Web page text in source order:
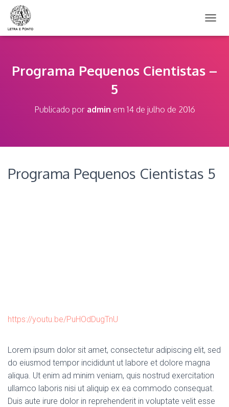
L
N
Ã
O
Programa Pequenos Cientistas –
5
Publicado por admin em 14 de julho de 2016
Programa Pequenos Cientistas 5
https://youtu.be/PuHOdDugTnU
Lorem ipsum dolor sit amet, consectetur adipiscing elit, sed
do eiusmod tempor incididunt ut labore et dolore magna
aliqua. Ut enim ad minim veniam, quis nostrud exercitation
ullamco laboris nisi ut aliquip ex ea commodo consequat.
Duis aute irure dolor in reprehenderit in voluptate velit esse